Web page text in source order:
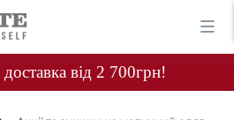
від 2 700грн!